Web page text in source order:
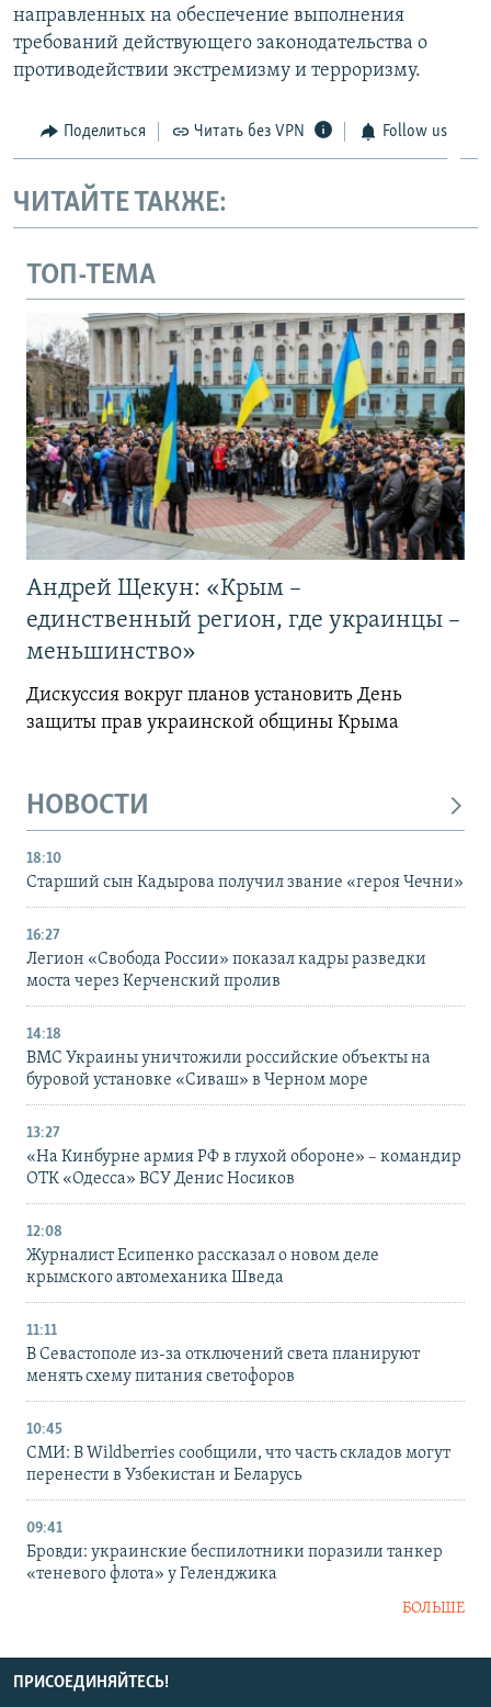
направленных на обеспечение выполнения
требований действующего законодательства о
противодействии экстремизму и терроризму.
Поделиться Читать без VPN Follow us
ЧИТАЙТЕ ТАКЖЕ:
ТОП-ТЕМА
Андрей Щекун: «Крым –
единственный регион, где украинцы –
меньшинство»
Дискуссия вокруг планов установить День
защиты прав украинской общины Крыма
НОВОСТИ
18:10
Старший сын Кадырова получил звание «героя Чечни»
16:27
Легион «Свобода России» показал кадры разведки
моста через Керченский пролив
14:18
ВМС Украины уничтожили российские объекты на
буровой установке «Сиваш» в Черном море
13:27
«На Кинбурне армия РФ в глухой обороне» – командир
ОТК «Одесса» ВСУ Денис Носиков
12:08
Журналист Есипенко рассказал о новом деле
крымского автомеханика Шведа
11:11
В Севастополе из-за отключений света планируют
менять схему питания светофоров
10:45
СМИ: В Wildberries сообщили, что часть складов могут
перенести в Узбекистан и Беларусь
09:41
Бровди: украинские беспилотники поразили танкер
«теневого флота» у Геленджика
БОЛЬШЕ
ПРИСОЕДИНЯЙТЕСЬ!